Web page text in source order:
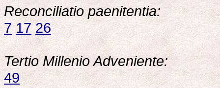
Reconciliatio paenitentia:
7 17 26
Tertio Millenio Adveniente:
49